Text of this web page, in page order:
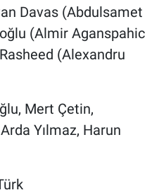
Davas (Abdulsamet
(Almir Aganspahic
(Alexandru
Mert Çetin,
Yılmaz, Harun